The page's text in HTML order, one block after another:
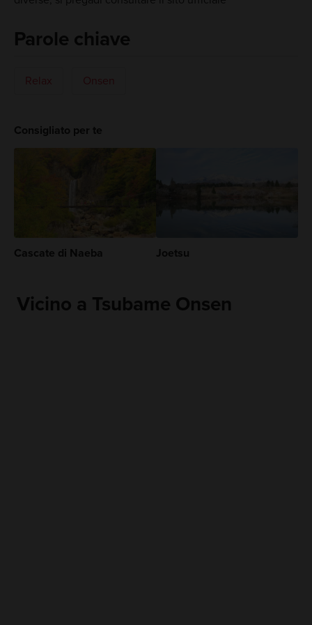
Parole chiave
Relax Onsen
Consigliato per te
Cascate di Naeba Joetsu
Vicino a Tsubame Onsen